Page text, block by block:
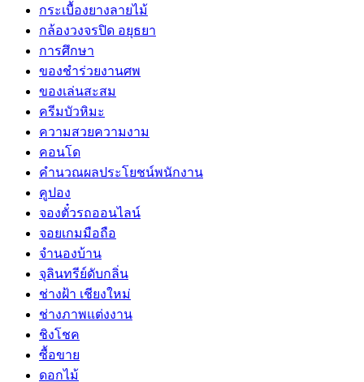
กระเบื้องยางลายไม้
กล้องวงจรปิด อยุธยา
การศึกษา
ของชำร่วยงานศพ
ของเล่นสะสม
ครีมบัวหิมะ
ความสวยความงาม
คอนโด
คำนวณผลประโยชน์พนักงาน
คูปอง
จองตั๋วรถออนไลน์
จอยเกมมือถือ
จำนองบ้าน
จุลินทรีย์ดับกลิ่น
ช่างฝ้า เชียงใหม่
ช่างภาพแต่งงาน
ชิงโชค
ซื้อขาย
ดอกไม้